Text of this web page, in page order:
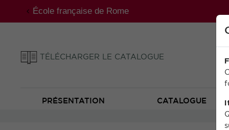
École française de Rome
TÉLÉCHARGER LE CATALOGUE
PRÉSENTATION CATALOGUE